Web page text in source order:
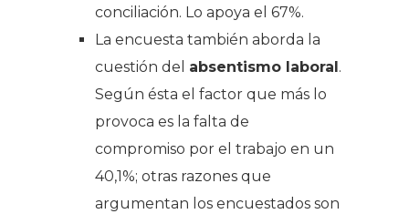
conciliación. Lo apoya el 67%.
La encuesta también aborda la
cuestión del absentismo laboral.
Según ésta el factor que más lo
provoca es la falta de
compromiso por el trabajo en un
40,1%; otras razones que
argumentan los encuestados son